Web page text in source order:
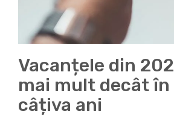
Vacanțele din
mai mult decât
câțiva ani